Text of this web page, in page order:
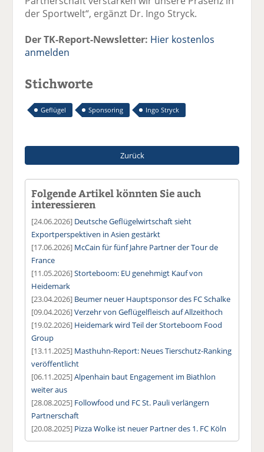
der Sportwelt“, ergänzt Dr. Ingo Stryck.
Der TK-Report-Newsletter: Hier kostenlos
anmelden
Stichworte
Geflügel Sponsoring Ingo Stryck
Zurück
Folgende Artikel könnten Sie auch
interessieren
[24.06.2026] Deutsche Geflügelwirtschaft sieht
Exportperspektiven in Asien gestärkt
[17.06.2026] McCain für fünf Jahre Partner der Tour de
France
[11.05.2026]Storteboom: EU genehmigt Kauf von
Heidemark
[23.04.2026] Beumer neuer Hauptsponsor des FC Schalke
[09.04.2026]Verzehr von Geflügelfleisch auf Allzeithoch
[19.02.2026] Heidemark wird Teil der Storteboom Food
Group
[13.11.2025] Masthuhn-Report: Neues Tierschutz-Ranking
veröffentlicht
[06.11.2025]Alpenhain baut Engagement im Biathlon
weiter aus
[28.08.2025] Followfood und FC St. Pauli verlängern
Partnerschaft
[20.08.2025] Pizza Wolke ist neuer Partner des 1. FC Köln